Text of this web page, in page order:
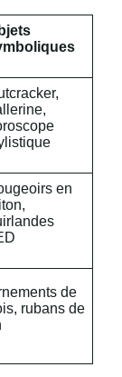
en
de
rubans de